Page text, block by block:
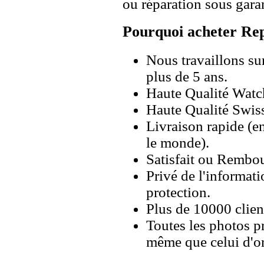
ou réparation sous
Pourquoi acheter
Nous travaillons
plus de 5 ans.
Haute Qualité
Haute Qualité
Livraison rapide
le monde).
Satisfait ou
Privé de
protection.
Plus de 10000
Toutes les photos
même que celui